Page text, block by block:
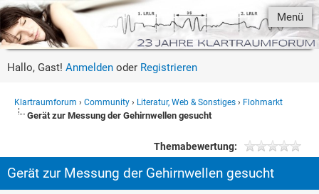
Menü
Hallo, Gast! Anmelden oder Registrieren
Klartraumforum › Community › Literatur, Web & Sonstiges › Flohmarkt
Gerät zur Messung der Gehirnwellen gesucht
Themabewertung:
Gerät zur Messung der Gehirnwellen gesucht